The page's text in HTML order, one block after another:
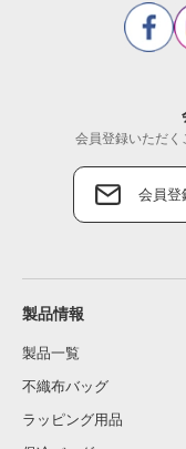
会員登録いただく
会員登
製品情報
製品一覧
不織布バッグ
ラッピング用品